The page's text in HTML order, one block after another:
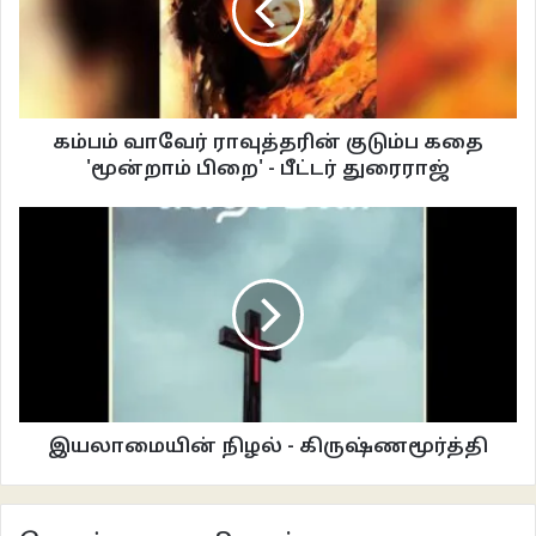
கி.ச.திலீபன் என்கிற இளம் ஊடகனை முதன்முதலாக 2016 ஆகஸ்ட்டில் டாப்
ஸ்லிப்பில் சந்தித்தேன். முதல் பார்வையில், வாசிப்பிலும் இயற்கைக்
கரிசனங்களிலும் ஆர்வம் காட்டுகிற, உற்சாகம் ததும்பும் இளைஞன். சமூக
ஊடகங்களில அவரது தொலைதூரப் பயணப் பதிவுகளை அவ்வப்போது
பார்த்திருக்கிறேன். ‘ஆரோக்கியமான உடற்கட்டும் சாகசப் பயணியின் ஆர்வமும்
அமைந்துவிட்டால், பிறகு வேறென்ன வேண்டும்!’ என்று எண்ணினேன். தோற்றம்
எவ்வளவு பிழையானது என்பது பேக் பேக்-ஐ வாசித்தபோது புரிந்தது.
16 வயதில் தனக்கு Epilepsy என்கிற நரம்பு மண்டலக் கோளாறு (வலிப்பு நோய்)
இருப்பதாக நரம்பியல் மருத்துவர் சொல்கிறார். ‘தனியாக எங்கும் போகக் கூடாது’
என்பதில் தொடங்கி அவனைப் பத்திரமாய்ப் பார்த்துக்கொள்ள வேண்டும் என்று
பெற்றோருக்கு ஒரு நீண்ட பட்டியலே கொடுக்கிறார். எங்காவது தனியாகப்
அறிவிக்கிற ஓர் அட்டையத் தொங்கவிட வேண்டும்.
கம்பம் வாவேர் ராவுத்தரின் குடும்ப கதை
'மூன்றாம் பிறை' - பீட்டர் துரைராஜ்
இயலாமையின் நிழல் - கிருஷ்ணமூர்த்தி